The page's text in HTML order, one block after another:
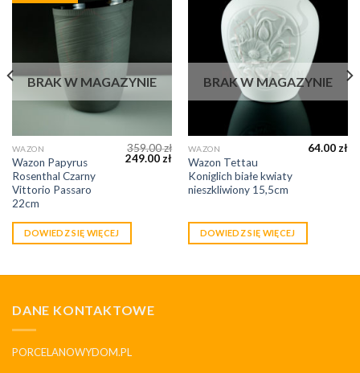
BRAK W MAGAZYNIE
WAZON
Wazon Papyrus
Rosenthal Czarny
Vittorio Passaro
22cm
359.00zł
249.00zł
DOWIEDZ SIĘ WIĘCEJ
BRAK W MAGAZYNIE
WAZON
Wazon Tettau
Koniglich białe kwiaty
nieszkliwiony 15,5cm
64.00zł
DOWIEDZ SIĘ WIĘCEJ
DANE KONTAKTOWE
PORCELANOWYDOM.PL